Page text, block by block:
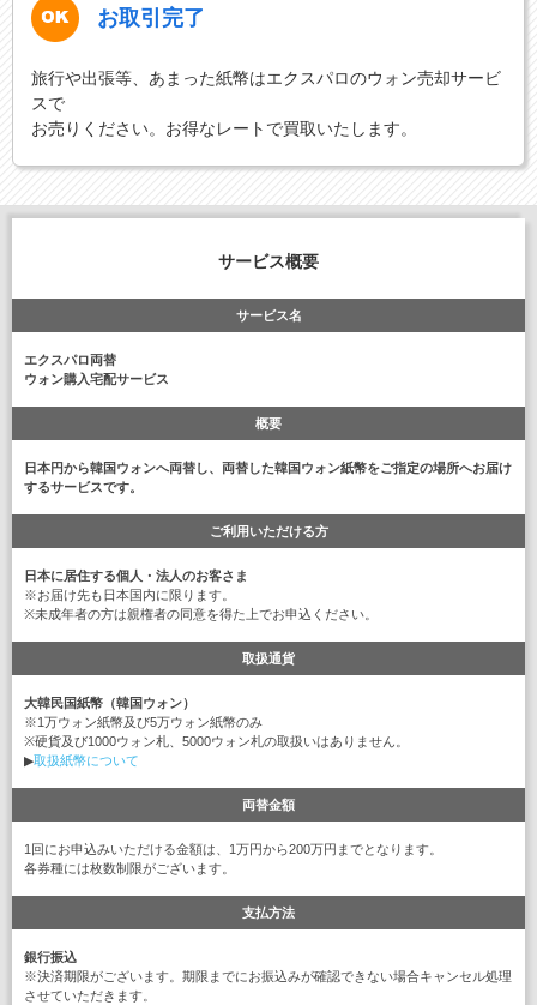
お取引完了
旅行や出張等、あまった紙幣はエクスパロのウォン売却サービ
スで
お売りください。お得なレートで買取いたします。
サービス概要
サービス名
エクスパロ両替
ウォン購入宅配サービス
概要
日本円から韓国ウォンへ両替し、両替した韓国ウォン紙幣をご指定の場所へお届け
するサービスです。
ご利用いただける方
日本に居住する個人・法人のお客さま
※お届け先も日本国内に限ります。
※未成年者の方は親権者の同意を得た上でお申込ください。
取扱通貨
大韓民国紙幣（韓国ウォン）
※1万ウォン紙幣及び5万ウォン紙幣のみ
※硬貨及び1000ウォン札、5000ウォン札の取扱いはありません。
▶取扱紙幣について
両替金額
1回にお申込みいただける金額は、1万円から200万円までとなります。
各券種には枚数制限がございます。
支払方法
銀行振込
※決済期限がございます。期限までにお振込みが確認できない場合キャンセル処理
させていただきます。